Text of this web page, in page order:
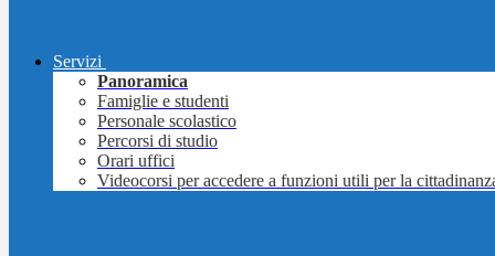
Servizi
Panoramica
Famiglie e studenti
Personale scolastico
Percorsi di studio
Orari uffici
Videocorsi per accedere a funzioni utili per la